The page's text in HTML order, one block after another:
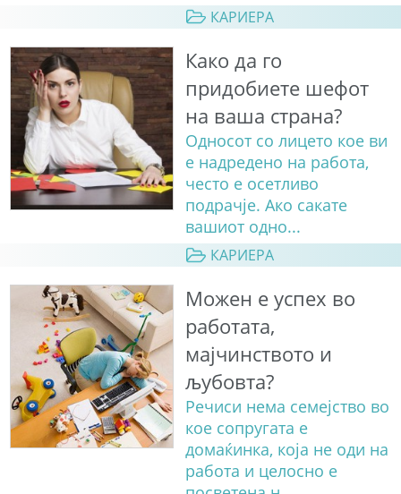
КАРИЕРА
Како да го
придобиете шефот
на ваша страна?
Односот со лицето кое ви
е надредено на работа,
често е осетливо
подрачје. Ако сакате
вашиот одно...
КАРИЕРА
Можен е успех во
работата,
мајчинството и
љубовта?
Речиси нема семејство во
кое сопругата е
домаќинка, која не оди на
работа и целосно е